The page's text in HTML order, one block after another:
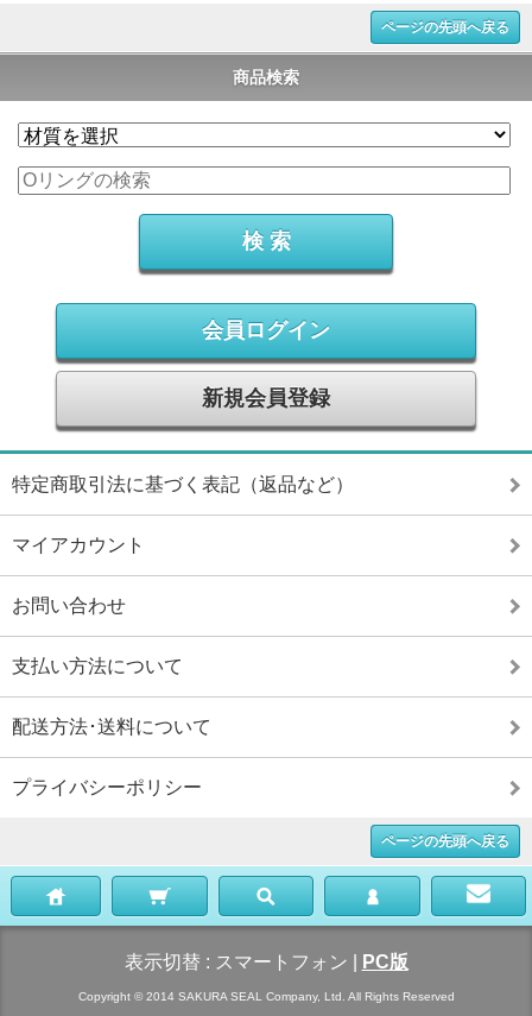
ページの先頭へ戻る
商品検索
会員ログイン
新規会員登録
特定商取引法に基づく表記（返品など）
マイアカウント
お問い合わせ
支払い方法について
配送方法･送料について
プライバシーポリシー
ページの先頭へ戻る
表示切替 : スマートフォン PC版
Copyright © 2014 SAKURA SEAL Company, Ltd. All Rights Reserved